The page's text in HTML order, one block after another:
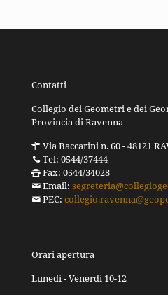
Contatti
Collegio dei Geometri e dei
Provincia di Ravenna
Via Baccarini n. 60 - 48121
Tel: 0544/37444
Fax: 0544/34028
Email:
PEC:
Orari apertura
Lunedì - Venerdì 10-12